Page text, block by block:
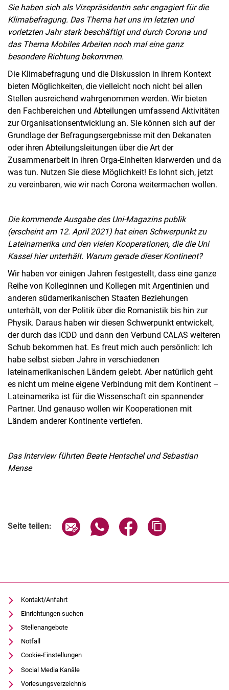
Sie haben sich als Vizepräsidentin sehr engagiert für die
Klimabefragung. Das Thema hat uns im letzten und
vorletzten Jahr stark beschäftigt und durch Corona und
das Thema Mobiles Arbeiten noch mal eine ganz
besondere Richtung bekommen.
Die Klimabefragung und die Diskussion in ihrem Kontext
bieten Möglichkeiten, die vielleicht noch nicht bei allen
Stellen ausreichend wahrgenommen werden. Wir bieten
den Fachbereichen und Abteilungen umfassend Aktivitäten
zur Organisationsentwicklung an. Sie können sich auf der
Grundlage der Befragungsergebnisse mit den Dekanaten
oder ihren Abteilungsleitungen über die Art der
Zusammenarbeit in ihren Orga-Einheiten klarwerden und da
was tun. Nutzen Sie diese Möglichkeit! Es lohnt sich, jetzt
zu vereinbaren, wie wir nach Corona weitermachen wollen.
Die kommende Ausgabe des Uni-Magazins publik
(erscheint am 12. April 2021) hat einen Schwerpunkt zu
Lateinamerika und den vielen Kooperationen, die die Uni
Kassel hier unterhält. Warum gerade dieser Kontinent?
Wir haben vor einigen Jahren festgestellt, dass eine ganze
Reihe von Kolleginnen und Kollegen mit Argentinien und
anderen südamerikanischen Staaten Beziehungen
unterhält, von der Politik über die Romanistik bis hin zur
Physik. Daraus haben wir diesen Schwerpunkt entwickelt,
der durch das ICDD und dann den Verbund CALAS weiteren
Schub bekommen hat. Es freut mich auch persönlich: Ich
habe selbst sieben Jahre in verschiedenen
lateinamerikanischen Ländern gelebt. Aber natürlich geht
es nicht um meine eigene Verbindung mit dem Kontinent –
Lateinamerika ist für die Wissenschaft ein spannender
Partner. Und genauso wollen wir Kooperationen mit
Ländern anderer Kontinente vertiefen.
Das Interview führten Beate Hentschel und Sebastian
Mense
Seite teilen: Seite über E-Mail teilen
Seite über WhatsApp teilen
Seite über Facebook
Kontakt/Anfahrt
Einrichtungen suchen
Stellenangebote
Notfall
Cookie-Einstellungen
Social Media Kanäle
Vorlesungsverzeichnis